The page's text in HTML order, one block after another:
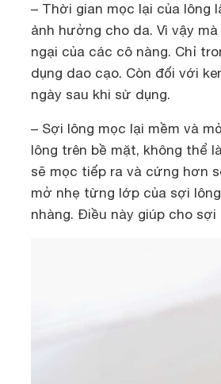
– Thời gian mọc lại của lông
ảnh hưởng cho da. Vì vậy
ngại của các cô nàng. Chỉ
dụng dao cạo. Còn đối với
ngày sau khi sử dụng.
– Sợi lông mọc lại mềm và
lông trên bề mặt, không thể
sẽ mọc tiếp ra và cứng hơn
mở nhẹ từng lớp của sợi
nhàng. Điều này giúp cho